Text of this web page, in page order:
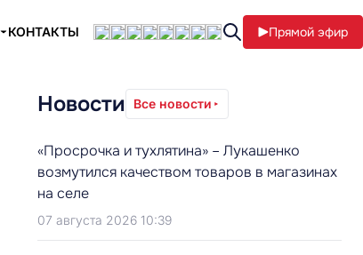
КОНТАКТЫ Прямой эфир
Новости Все новости
«Просрочка и тухлятина» – Лукашенко
возмутился качеством товаров в магазинах
на селе
07 августа 2026 10:39